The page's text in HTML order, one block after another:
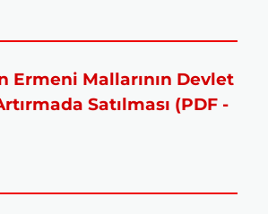
Ermeni Mallarının Devlet
Satılması (PDF -